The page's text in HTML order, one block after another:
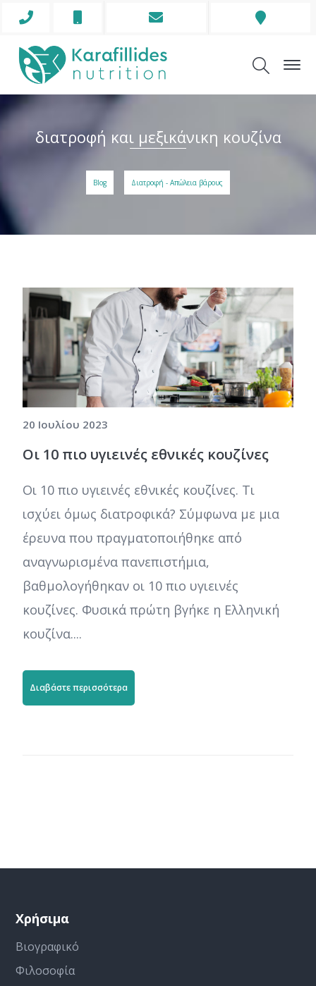
Phone
Envelope
Address
διατροφή και μεξικάνικη κουζίνα
Blog Διατροφή - Απώλεια βάρους
20 Ιουλίου 2023
Οι 10 πιο υγιεινές εθνικές κουζίνες
Οι 10 πιο υγιεινές εθνικές κουζίνες. Τι
ισχύει όμως διατροφικά? Σύμφωνα με μια
έρευνα που πραγματοποιήθηκε από
αναγνωρισμένα πανεπιστήμια,
βαθμολογήθηκαν οι 10 πιο υγιεινές
κουζίνες. Φυσικά πρώτη βγήκε η Ελληνική
κουζίνα....
Διαβάστε περισσότερα
Χρήσιμα
Βιογραφικό
Φιλοσοφία